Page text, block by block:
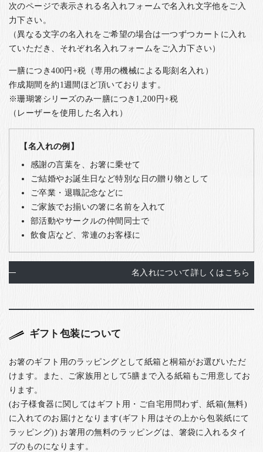
次のページで表示される名入れフォームで名入れ文字他をご入
力下さい。
（異なる文字の名入れをご希望の場合は一つずつカートに入れ
ていただき、それぞれ名入れフォームをご入力下さい）
一膳につき400円+税（専用の機械による彫刻名入れ）
作成期間を約1週間ほど頂いております。
※珊瑚箸シリーズのみ一膳につき1,200円+税
（レーザーを使用した名入れ）
【名入れの例】
感謝の言葉を、お箸に乗せて
ご結婚やお誕生日など特別な日の贈り物として
ご卒業・退職記念などに
ご家族でお揃いの箸に名前を入れて
部活動やサークルの仲間同士で
飲食店など、常連のお客様に
名入れについて詳しくはこちら
ギフト包装について
お箸のギフト用のラッピングとして紙箱と桐箱がお選びいただ
けます。また、ご家族用として5膳まで入る紙箱もご用意してお
ります。
(お子様食器に関してはギフト用・ご自宅用問わず、紙箱(無料)
に入れてのお届けとなります(ギフト用はその上から包装紙にて
ラッピング)) お箸用の無料のラッピングは、箸袋に入れるタイ
プのものになります。